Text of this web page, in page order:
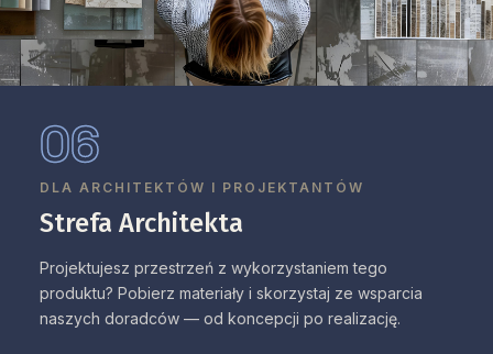
06
DLA ARCHITEKTÓW I PROJEKTANTÓW
Strefa Architekta
Projektujesz przestrzeń z wykorzystaniem tego
produktu? Pobierz materiały i skorzystaj ze wsparcia
naszych doradców — od koncepcji po realizację.